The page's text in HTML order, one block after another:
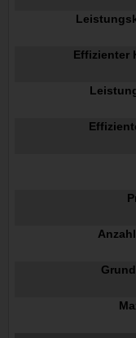
Effizienter